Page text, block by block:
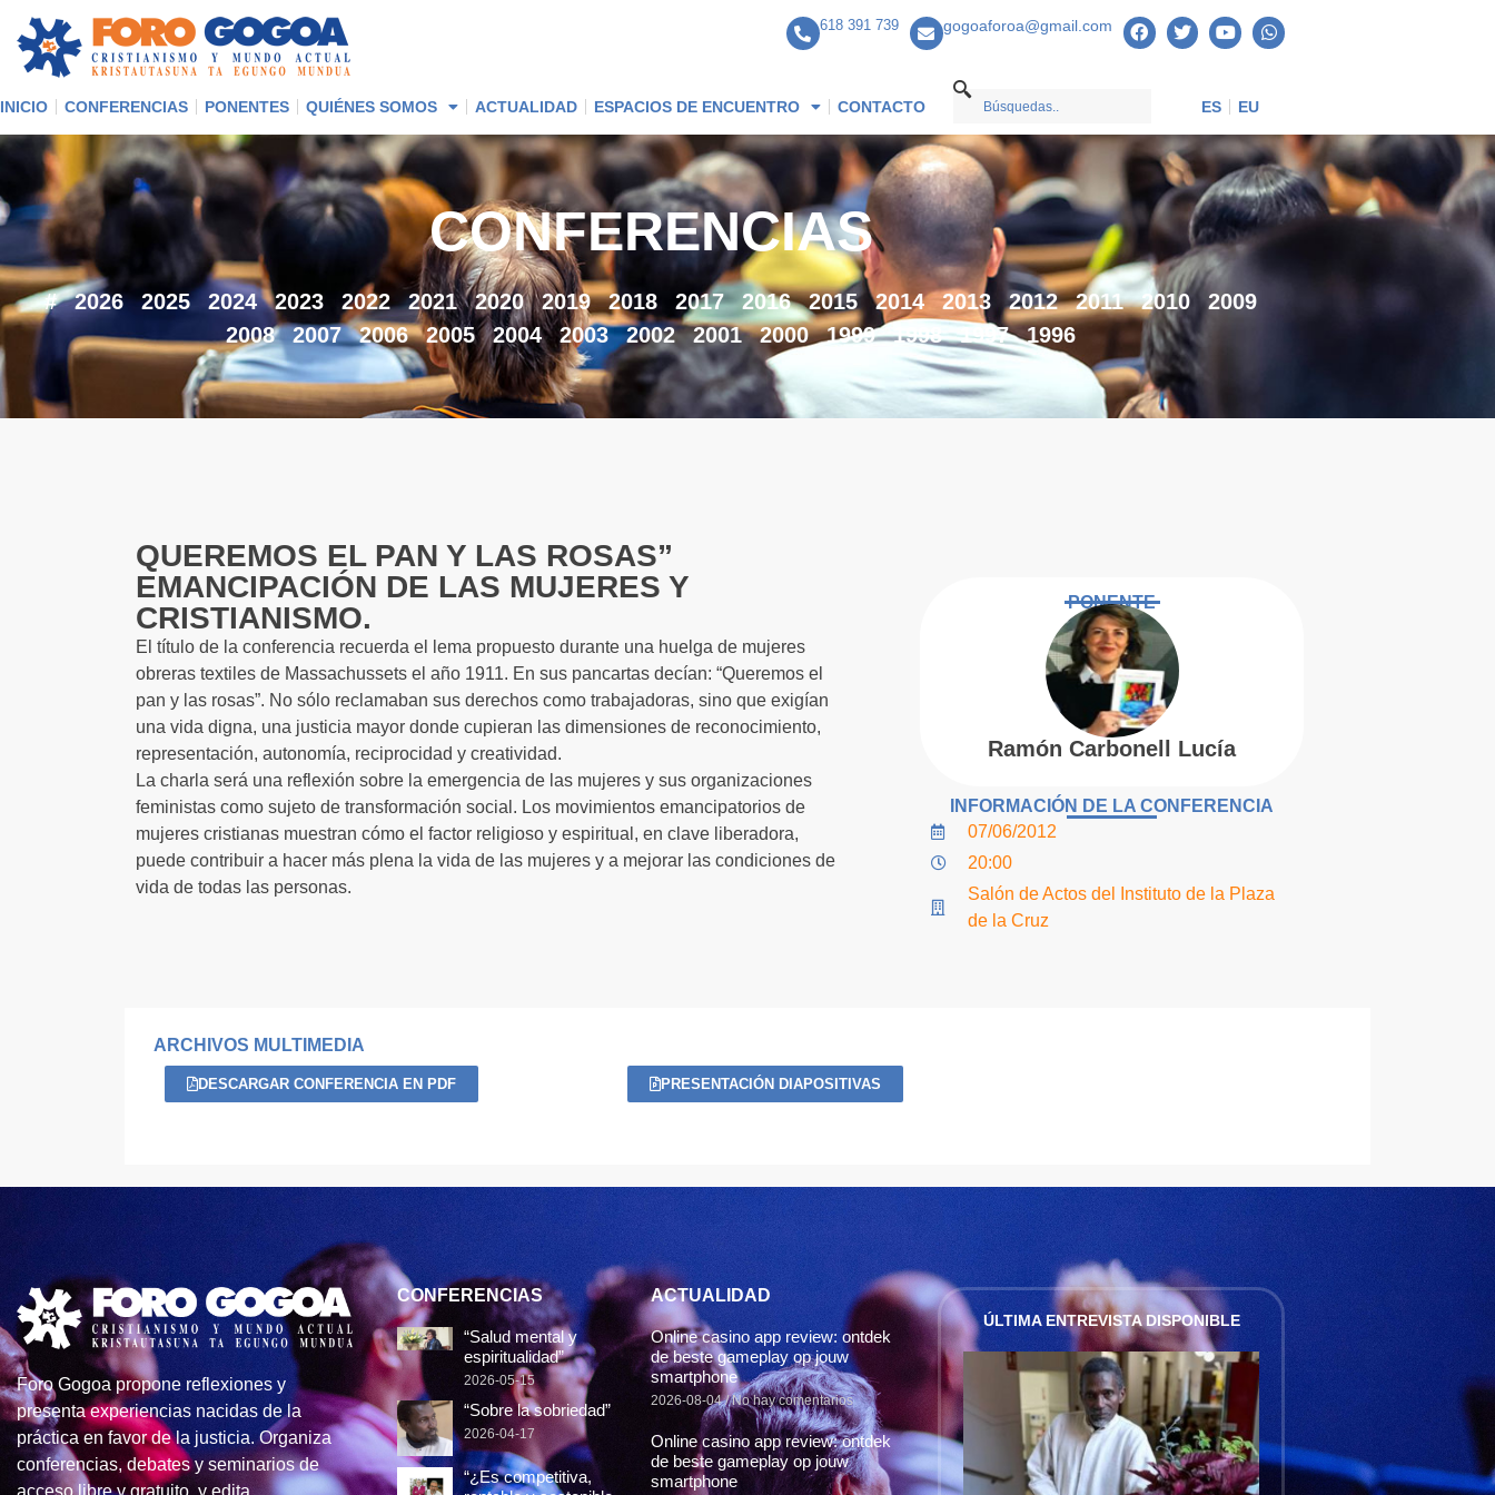
618 391 739 gogoaforoa@gmail.com
INICIO CONFERENCIAS PONENTES QUIÉNES SOMOS ACTUALIDAD ESPACIOS DE ENCUENTRO CONTACTO ES EU
CONFERENCIAS
# 2026 2025 2024 2023 2022 2021 2020 2019 2018 2017 2016 2015 2014 2013 2012 2011 2010
2009
2008
2007 2006 2005 2004 2003 2002 2001 2000 1999 1998 1997 1996
QUEREMOS EL PAN Y LAS ROSAS”
EMANCIPACIÓN DE LAS MUJERES Y
CRISTIANISMO.
El título de la conferencia recuerda el lema propuesto durante una huelga de mujeres
obreras textiles de Massachussets el año 1911. En sus pancartas decían: “Queremos el
pan y las rosas”. No sólo reclamaban sus derechos como trabajadoras, sino que exigían
una vida digna, una justicia mayor donde cupieran las dimensiones de reconocimiento,
representación, autonomía, reciprocidad y creatividad.
La charla será una reflexión sobre la emergencia de las mujeres y sus organizaciones
feministas como sujeto de transformación social. Los movimientos emancipatorios de
mujeres cristianas muestran cómo el factor religioso y espiritual, en clave liberadora,
puede contribuir a hacer más plena la vida de las mujeres y a mejorar las condiciones de
vida de todas las personas.
PONENTE
Ramón Carbonell Lucía
INFORMACIÓN DE LA CONFERENCIA
07/06/2012
20:00
Salón de Actos del Instituto de la Plaza
de la Cruz
ARCHIVOS MULTIMEDIA
DESCARGAR CONFERENCIA EN PDF PRESENTACIÓN DIAPOSITIVAS
Foro Gogoa propone reflexiones y
presenta experiencias nacidas de la
práctica en favor de la justicia. Organiza
conferencias, debates y seminarios de
acceso libre y gratuito, y edita
CONFERENCIAS
“Salud mental y
espiritualidad”
2026-05-15
“Sobre la sobriedad”
2026-04-17
“¿Es competitiva,
ACTUALIDAD
Online casino app review: ontdek
de beste gameplay op jouw
smartphone
2026-08-04 No hay comentarios
Online casino app review: ontdek
de beste gameplay op jouw
smartphone
ÚLTIMA ENTREVISTA DISPONIBLE